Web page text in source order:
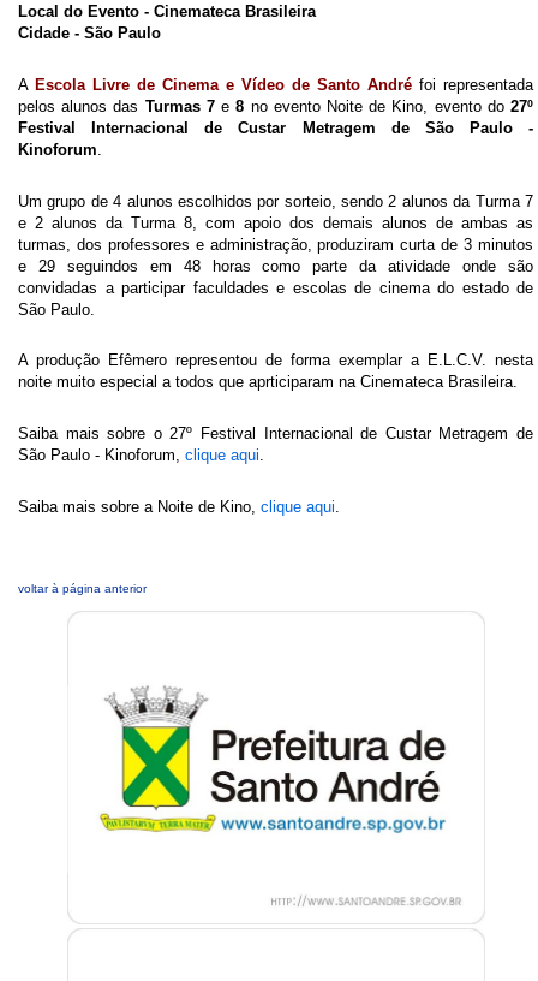
Local do Evento - Cinemateca Brasileira
Cidade - São Paulo
A Escola Livre de Cinema e Vídeo de Santo André foi representada
pelos alunos das Turmas 7e8 no evento Noite de Kino, evento do27º
Festival Internacional de Custar Metragem de São Paulo -
Kinoforum
Um grupo de 4 alunos escolhidos por sorteio, sendo 2 alunos da Turma 7
e 2 alunos da Turma 8, com apoio dos demais alunos de ambas as
turmas, dos professores e administração, produziram curta de 3 minutos
e 29 seguindos em 48 horas como parte da atividade onde são
convidadas a participar faculdades e escolas de cinema do estado de
São Paulo.
A produção Efêmero representou de forma exemplar a E.L.C.V. nesta
noite muito especial a todos que aprticiparam na Cinemateca Brasileira.
Saiba mais sobre o 27º Festival Internacional de Custar Metragem de
São Paulo - Kinoforum, clique aqui.
Saiba mais sobre a Noite de Kino, clique aqui
voltar à página anterior